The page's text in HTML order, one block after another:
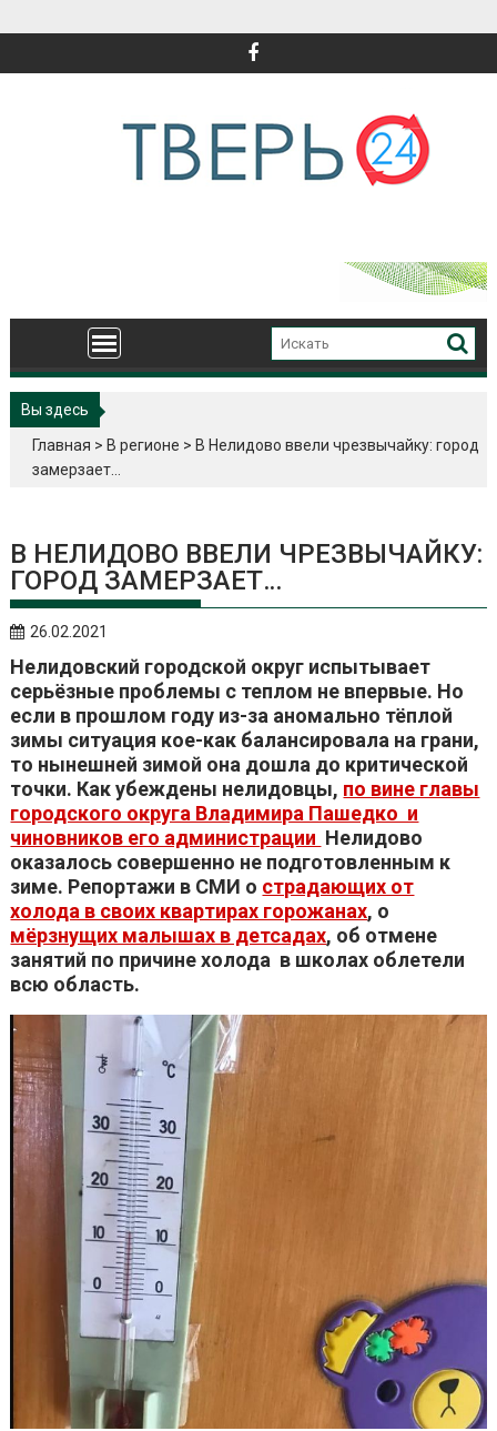
Вы здесь
Главная > В регионе > В Нелидово ввели чрезвычайку: город
замерзает…
В НЕЛИДОВО ВВЕЛИ ЧРЕЗВЫЧАЙКУ:
ГОРОД ЗАМЕРЗАЕТ…
26.02.2021
Нелидовский городской округ испытывает
серьёзные проблемы с теплом не впервые. Но
если в прошлом году из-за аномально тёплой
зимы ситуация кое-как балансировала на грани,
то нынешней зимой она дошла до критической
точки. Как убеждены нелидовцы, по вине главы
городского округа Владимира Пашедко и
чиновников его администрации Нелидово
оказалось совершенно не подготовленным к
зиме. Репортажи в СМИ о страдающих от
холода в своих квартирах горожанах, о
мёрзнущих малышах в детсадах, об отмене
занятий по причине холода в школах облетели
всю область.